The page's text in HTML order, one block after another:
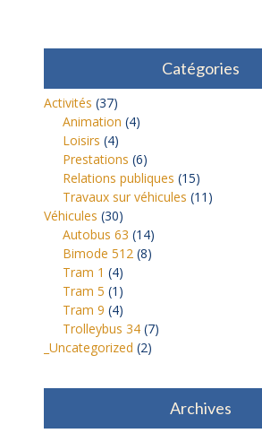
Catégories
Activités (37)
Animation (4)
Loisirs (4)
Prestations (6)
Relations publiques (15)
Travaux sur véhicules (11)
Véhicules (30)
Autobus 63 (14)
Bimode 512 (8)
Tram 1 (4)
Tram 5 (1)
Tram 9 (4)
Trolleybus 34 (7)
_Uncategorized (2)
Archives